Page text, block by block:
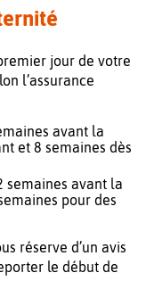
jour de votre
l’assurance
avant la
et 8 semaines dès
semaines avant la
pour des
réserve d’un avis
le début de